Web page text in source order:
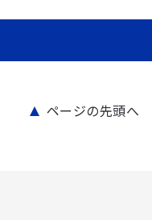
ページの先頭へ